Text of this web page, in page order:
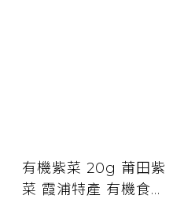
有機紫菜 20g 莆田紫
菜 霞浦特產 有機食品